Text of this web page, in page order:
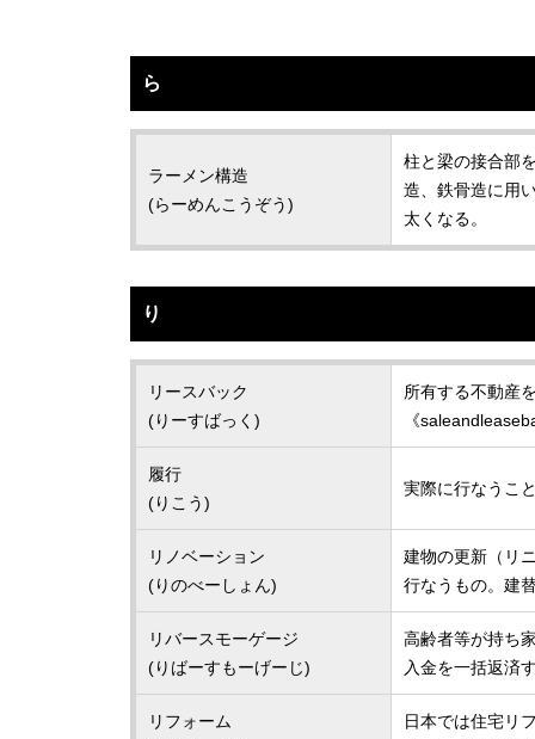
ら
ラーメン構造
(らーめんこうぞう)
柱と梁の接合部
造、鉄骨造に用
太くなる。
り
リースバック
(りーすばっく)
所有する不動産
《
履行
(りこう)
実際に行なうこ
リノベーション
(りのべーしょん)
建物の更新（リ
行なうもの。建
リバースモーゲージ
(りばーすもーげーじ)
高齢者等が持ち
入金を一括返済
リフォーム
日本では住宅リ